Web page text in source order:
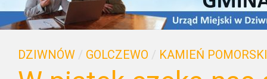
DZIWNÓW / GOLCZEWO / KAMIEŃ POMORSKI